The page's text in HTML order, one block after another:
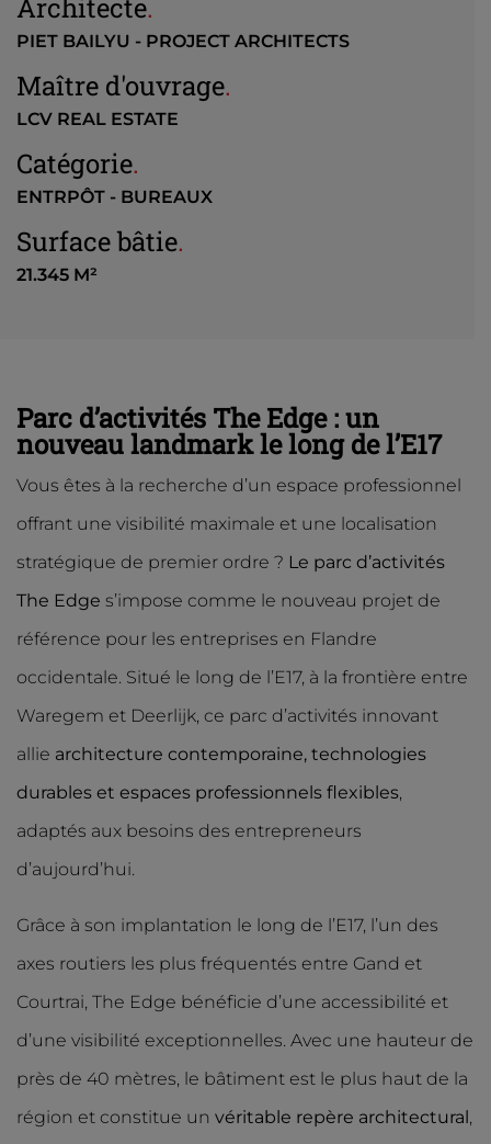
Architecte.
PIET BAILYU - PROJECT ARCHITECTS
Maître d'ouvrage.
LCV REAL ESTATE
Catégorie.
ENTRPÔT - BUREAUX
Surface bâtie.
21.345 M²
Parc d’activités The Edge : un
nouveau landmark le long de l’E17
Vous êtes à la recherche d’un espace professionnel
offrant une visibilité maximale et une localisation
stratégique de premier ordre ? Le parc d’activités
The Edge s’impose comme le nouveau projet de
référence pour les entreprises en Flandre
occidentale. Situé le long de l’E17, à la frontière entre
Waregem et Deerlijk, ce parc d’activités innovant
allie architecture contemporaine, technologies
durables et espaces professionnels flexibles,
adaptés aux besoins des entrepreneurs
d’aujourd’hui.
Grâce à son implantation le long de l’E17, l’un des
axes routiers les plus fréquentés entre Gand et
Courtrai, The Edge bénéficie d’une accessibilité et
d’une visibilité exceptionnelles. Avec une hauteur de
près de 40 mètres, le bâtiment est le plus haut de la
région et constitue un véritable repère architectural,